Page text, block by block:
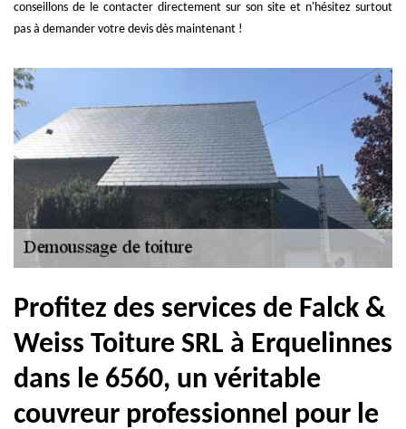
conseillons de le contacter directement sur son site et n'hésitez surtout
pas à demander votre devis dès maintenant !
Profitez des services de Falck &
Weiss Toiture SRL à Erquelinnes
dans le 6560, un véritable
couvreur professionnel pour le